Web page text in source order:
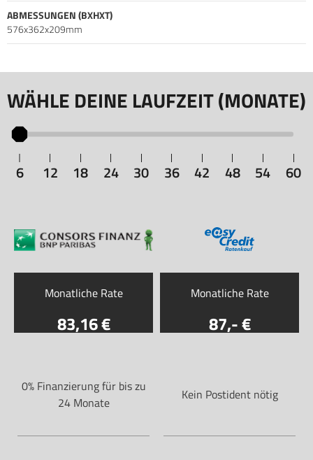
ABMESSUNGEN (BXHXT)
576x362x209mm
WÄHLE DEINE LAUFZEIT (MONATE)
6 12 18 24 30 36 42 48 54 60
Monatliche Rate
83,16
0% Finanzierung für bis zu
24 Monate
Monatliche Rate
87,-
Kein Postident nötig